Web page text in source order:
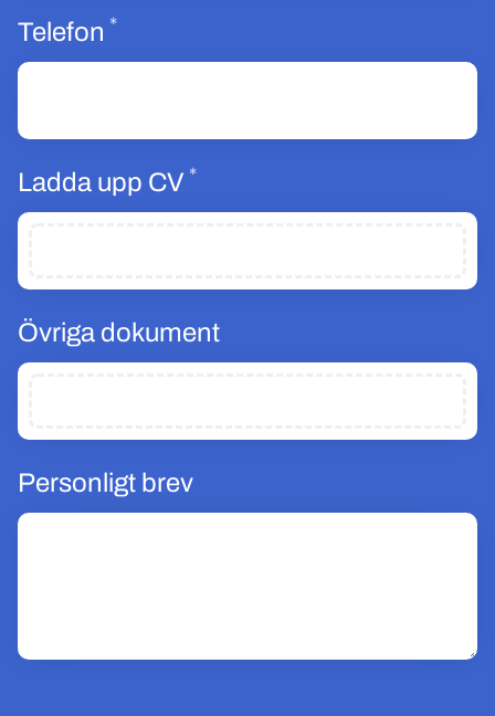
Telefon *Obligatoriskt
Ladda upp CV *Obligatoriskt
Övriga dokument
Personligt brev